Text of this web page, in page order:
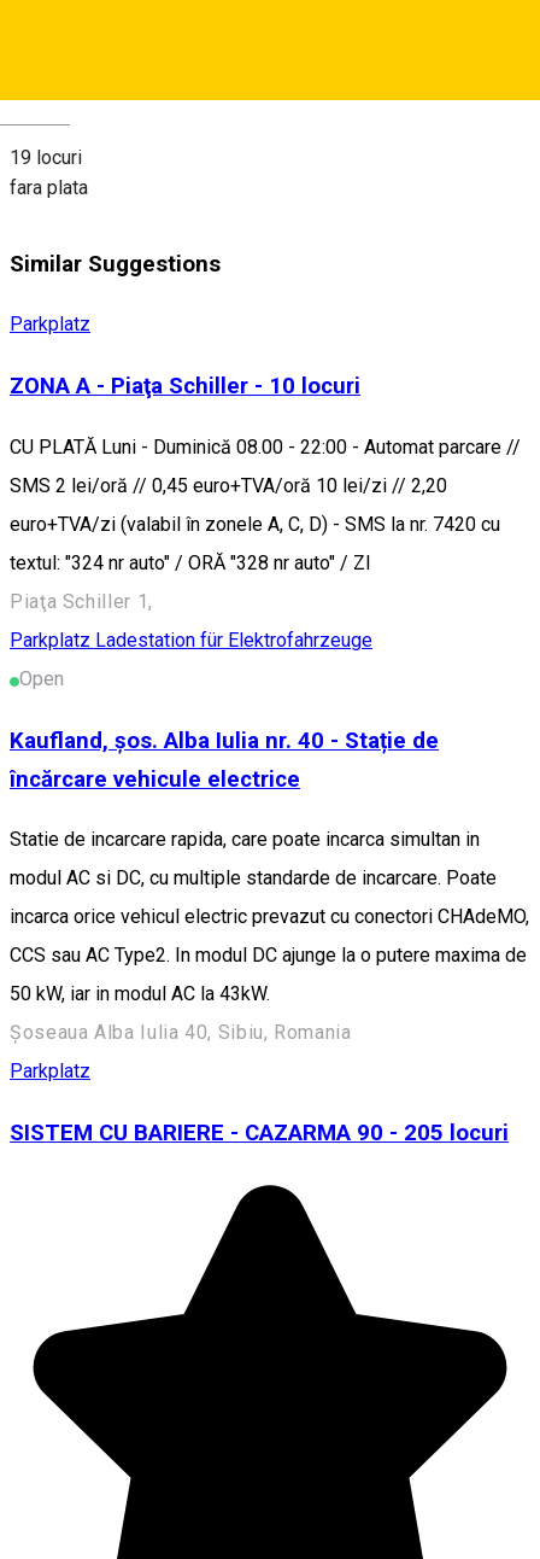
19 locuri
fara plata
Similar Suggestions
Parkplatz
ZONA A - Piaţa Schiller - 10 locuri
CU PLATĂ Luni - Duminică 08.00 - 22:00 - Automat parcare //
SMS 2 lei/oră // 0,45 euro+TVA/oră 10 lei/zi // 2,20
euro+TVA/zi (valabil în zonele A, C, D) - SMS la nr. 7420 cu
textul: "324 nr auto" / ORĂ "328 nr auto" / ZI
Piaţa Schiller 1,
Parkplatz Ladestation für Elektrofahrzeuge
Open
Kaufland, șos. Alba Iulia nr. 40 - Stație de
încărcare vehicule electrice
Statie de incarcare rapida, care poate incarca simultan in
modul AC si DC, cu multiple standarde de incarcare. Poate
incarca orice vehicul electric prevazut cu conectori CHAdeMO,
CCS sau AC Type2. In modul DC ajunge la o putere maxima de
50 kW, iar in modul AC la 43kW.
Șoseaua Alba Iulia 40, Sibiu, Romania
Parkplatz
SISTEM CU BARIERE - CAZARMA 90 - 205 locuri